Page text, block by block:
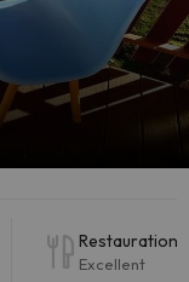
Restauration
Excellent